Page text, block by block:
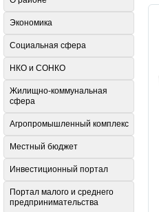
Экономика
Социальная сфера
НКО и СОНКО
Жилищно-коммунальная
сфера
Агропромышленный комплекс
Местный бюджет
Инвестиционный портал
Портал малого и среднего
предпринимательства